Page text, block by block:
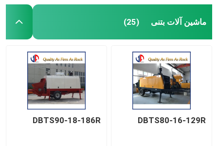
ماشین آلات بتنی (25)
DBTS80-16-129R
DBTS90-18-186R